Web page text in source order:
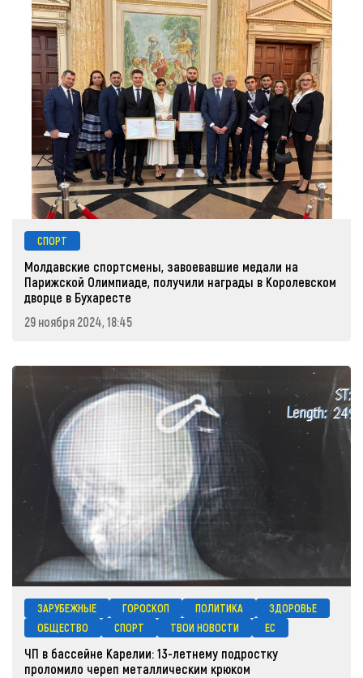
СПОРТ
Молдавские спортсмены, завоевавшие медали на
Парижской Олимпиаде, получили награды в Королевском
дворце в Бухаресте
29 ноября 2024, 18:45
ЗАРУБЕЖНЫЕ ГОРОСКОП ПОЛИТИКА
ЗДОРОВЬЕ
ОБЩЕСТВО
СПОРТ ТВОИ НОВОСТИ ЕС
ЧП в бассейне Карелии: 13-летнему подростку
проломило череп металлическим крюком